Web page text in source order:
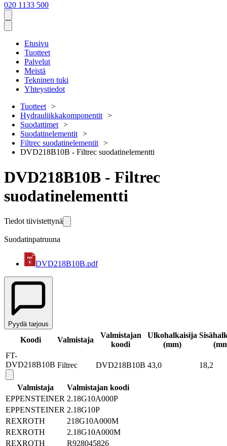
020 1133 500
Etusivu
Tuotteet
Palvelut
Meistä
Tekninen tuki
Yhteystiedot
Tuotteet
Hydrauliikkakomponentit
Suodattimet
Suodatinelementit
Filtrec suodatinelementit
DVD218B10B - Filtrec suodatinelementti
DVD218B10B - Filtrec
suodatinelementti
Tiedot tiivistettynä
Suodatinpatruuna
DVD218B10B.pdf
Pyydä tarjous
Koodi Valmistaja
Valmistajan
koodi
Ulkohalkaisija
(mm)
FT-
DVD218B10B Filtrec DVD218B10B 43,0 18,2
Valmistaja
Valmistajan koodi
EPPENSTEINER 2.18G10A000P
EPPENSTEINER 2.18G10P
REXROTH
218G10A000M
REXROTH
2.18G10A000M
REXROTH
R928045826